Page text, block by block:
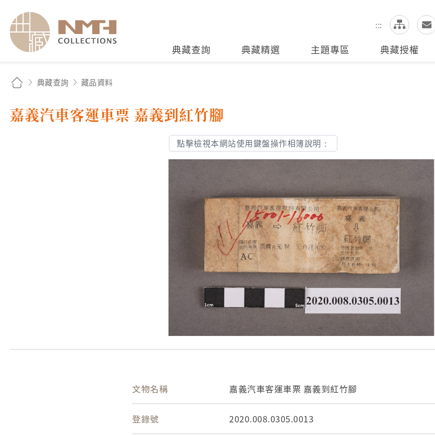
:::
全站搜尋
典藏查詢 典藏精選 主題專區 典藏授權
典藏查詢 藏品資料
嘉義汽車客運車票 嘉義到紅竹腳
點擊檢視本網站使用鍵盤操作相簿說明：
文物名稱 嘉義汽車客運車票 嘉義到紅竹腳
登錄號 2020.008.0305.0013